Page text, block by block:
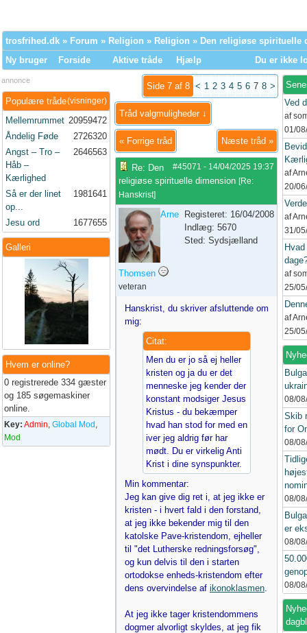
trosfrihed.dk » Forum » Religion » Religion » Den religiøse spirituelle
Ny bruger
Forside Aktive tråde Hjælp Du er ikke
annonce
(visninger)
Populære tråde
Mellemrummet 20959472
Åndelig Føde
2726320
Angst – Tro –
Håb –
Kærlighed
2646563
Så er der linet
op...
1981641
Jesu ord 1677655
Galleri
Hvem er online?
0 registrerede 334 gæster
og 185 søgemaskiner
online.
Key: Admin, Global Mod ,
Mod
Side 7 af 8 < 1 2 3 4 5 6 7 8 >
Tråd valgmuligheder ↓
« Forrige tråd Næste tråd »
#45071 - 14/04/2025 19:37
Re: Den
religiøse spirituelle dimension [Re:
Hanskrist]
Arne
Thomsen
veteran
Registeret: 16/04/2008
Indlæg: 5670
Sted: Sydsjælland
Hanskrist, du skriver afsluttende om
mig:
Citat:
Men du er jo så ej heller
kristen og ja du er det
menneske jeg kender der
konstant modsiger Jesus
Kristus - du bekæmper
hvad han stod for med en
iver jeg aldrig før har
mødt. Du er virkelig Anti
Krist i dine synspunkter.
Min kommentar:
Jeg kan give dig ret i, at jeg ikke er
kristen - i hvert fald i den forstand,
at jeg ikke bekender mig til den
katolske Pave-kristendom, ejheller
til "det Lutherske redningsforsøg",
og kun delvis til den i starten
ortodokse enheds-kristendom efter
dens overvindelse af ikonoklasmen.
At jeg ikke tager kristendommens
dogmer alvorligt skyldes, at jeg fik
Ved
af
01/
af
20/
af
31/
af
25/
af
25/
08/
Skib
for
08/
08/
er
08/
08/